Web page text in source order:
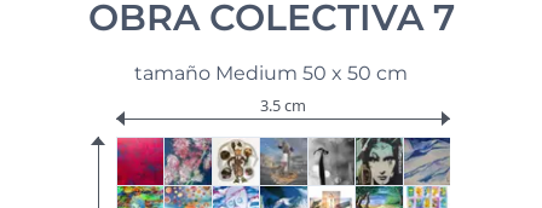
OBRA COLECTIVA 7
tamaño Medium 50 x 50 cm
3.5 cm